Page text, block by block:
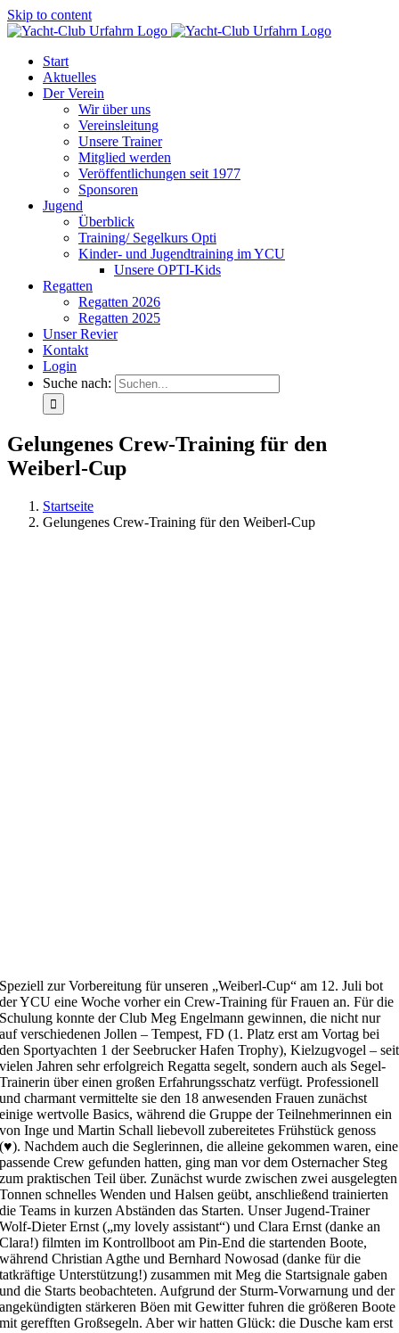
Skip to content
Start
Aktuelles
Der Verein
Wir über uns
Vereinsleitung
Unsere Trainer
Mitglied werden
Veröffentlichungen seit 1977
Sponsoren
Jugend
Überblick
Training/ Segelkurs Opti
Kinder- und Jugendtraining im YCU
Unsere OPTI-Kids
Regatten
Regatten 2026
Regatten 2025
Unser Revier
Kontakt
Login
Suche nach:
Gelungenes Crew-Training für den
Weiberl-Cup
Startseite
Gelungenes Crew-Training für den Weiberl-Cup
Speziell zur Vorbereitung für unseren „Weiberl-Cup“ am 12. Juli bot
der YCU eine Woche vorher ein Crew-Training für Frauen an. Für die
Schulung konnte der Club Meg Engelmann gewinnen, die nicht nur
auf verschiedenen Jollen – Tempest, FD (1. Platz erst am Vortag bei
den Sportyachten 1 der Seebrucker Hafen Trophy), Kielzugvogel – seit
vielen Jahren sehr erfolgreich Regatta segelt, sondern auch als Segel-
Trainerin über einen großen Erfahrungsschatz verfügt. Professionell
und charmant vermittelte sie den 18 anwesenden Frauen zunächst
einige wertvolle Basics, während die Gruppe der Teilnehmerinnen ein
von Inge und Martin Schall liebevoll zubereitetes Frühstück genoss
(♥). Nachdem auch die Seglerinnen, die alleine gekommen waren, eine
passende Crew gefunden hatten, ging man vor dem Osternacher Steg
zum praktischen Teil über. Zunächst wurde zwischen zwei ausgelegten
Tonnen schnelles Wenden und Halsen geübt, anschließend trainierten
die Teams in kurzen Abständen das Starten. Unser Jugend-Trainer
Wolf-Dieter Ernst („my lovely assistant“) und Clara Ernst (danke an
Clara!) filmten im Kontrollboot am Pin-End die startenden Boote,
während Christian Agthe und Bernhard Nowosad (danke für die
tatkräftige Unterstützung!) zusammen mit Meg die Startsignale gaben
und die Starts beobachteten. Aufgrund der Sturm-Vorwarnung und der
angekündigten stärkeren Böen mit Gewitter fuhren die größeren Boote
mit gerefften Großsegeln. Aber wir hatten Glück: die Dusche kam erst